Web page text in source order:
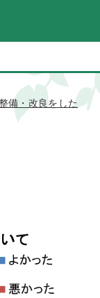
備・改良をした